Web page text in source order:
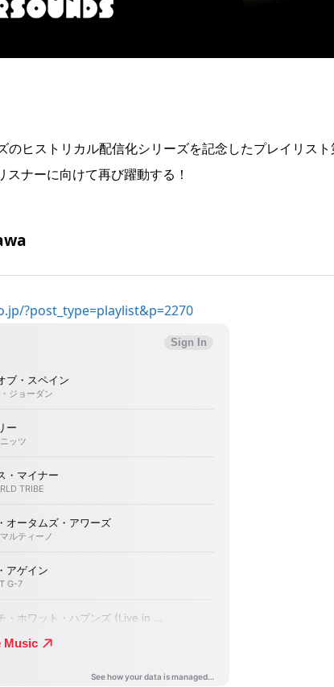
ヒストリカル配信化シリーズを記念したプレイリスト
ナーに向けて再び躍動する！
?post_type=playlist&p=2270